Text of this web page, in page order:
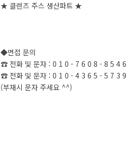
★ 클렌즈 주스 생산파트 ★
◆면접 문의
☎ 전화 및 문자 : 0 1 0 - 7 6 0 8 - 8 5 4 6
☎ 전화 및 문자 : 0 1 0 - 4 3 6 5 - 5 7 3 9
(부재시 문자 주세요 ^^)